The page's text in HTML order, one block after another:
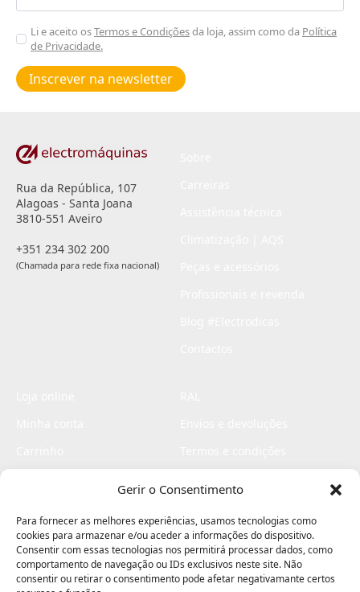
Gerir o Consentimento
Para fornecer as melhores experiências, usamos tecnologias como
cookies para armazenar e/ou aceder a informações do dispositivo.
Consentir com essas tecnologias nos permitirá processar dados, como
comportamento de navegação ou IDs exclusivos neste site. Não
consentir ou retirar o consentimento pode afetar negativamante certos
Aceitar
Poiticas
de
privacidade
Li e aceito osTermos e Condiçõesda loja, assim como da Política
de Privacidade.
Inscrever na newsletter
Rua da República, 107
Alagoas - Santa Joana
3810-551 Aveiro
+351 234 302 200
(Chamada para rede fixa nacional)
Livro de elogios